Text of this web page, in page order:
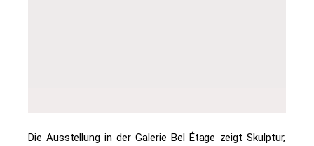
Die Ausstellung in der Galerie Bel Étage zeigt Skulptur,